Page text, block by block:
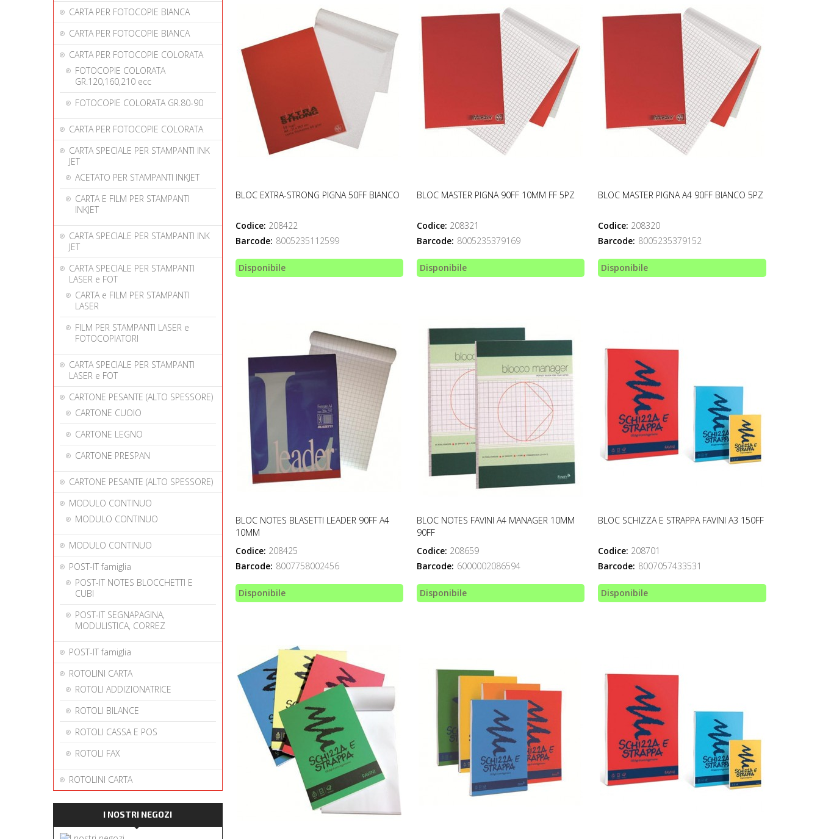
CARTA PER FOTOCOPIE BIANCA
CARTA PER FOTOCOPIE BIANCA
CARTA PER FOTOCOPIE COLORATA
FOTOCOPIE COLORATA
GR.120,160,210 ecc
FOTOCOPIE COLORATA GR.80-90
CARTA PER FOTOCOPIE COLORATA
CARTA SPECIALE PER STAMPANTI INK
JET
ACETATO PER STAMPANTI INKJET
CARTA E FILM PER STAMPANTI
INKJET
CARTA SPECIALE PER STAMPANTI INK
JET
CARTA SPECIALE PER STAMPANTI
LASER e FOT
CARTA e FILM PER STAMPANTI
LASER
FILM PER STAMPANTI LASER e
FOTOCOPIATORI
CARTA SPECIALE PER STAMPANTI
LASER e FOT
CARTONE PESANTE (ALTO SPESSORE)
CARTONE CUOIO
CARTONE LEGNO
CARTONE PRESPAN
CARTONE PESANTE (ALTO SPESSORE)
MODULO CONTINUO
MODULO CONTINUO
MODULO CONTINUO
POST-IT famiglia
POST-IT NOTES BLOCCHETTI E
CUBI
POST-IT SEGNAPAGINA,
MODULISTICA, CORREZ
POST-IT famiglia
ROTOLINI CARTA
ROTOLI ADDIZIONATRICE
ROTOLI BILANCE
ROTOLI CASSA E POS
ROTOLI FAX
ROTOLINI CARTA
I NOSTRI NEGOZI
BLOC EXTRA-STRONG PIGNA 50FF BIANCO
Codice: 208422
Barcode: 8005235112599
Disponibile
BLOC MASTER PIGNA 90FF 10MM FF 5PZ
Codice: 208321
Barcode: 8005235379169
Disponibile
BLOC MASTER PIGNA A4 90FF BIANCO 5PZ
Codice: 208320
Barcode: 8005235379152
Disponibile
BLOC NOTES BLASETTI LEADER 90FF A4
10MM
Codice: 208425
Barcode: 8007758002456
Disponibile
BLOC NOTES FAVINI A4 MANAGER 10MM
90FF
Codice: 208659
Barcode: 6000002086594
Disponibile
BLOC SCHIZZA E STRAPPA FAVINI A3 150FF
Codice: 208701
Barcode: 8007057433531
Disponibile